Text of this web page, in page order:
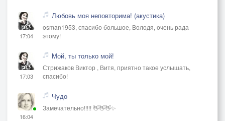
17:04
Любовь моя неповторима! (акустика)
osman1953, спасибо большое, Володя, очень рада
этому!
17:03
Мой, ты только мой!
Стрижаков Виктор , Витя, приятно такое услышать,
спасибо!
16:04
Чудо
Замечательно!!!!! 👋👋👋✨